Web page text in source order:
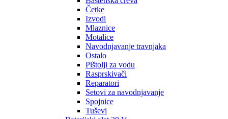
Četke
Izvodi
Mlaznice
Motalice
Navodnjavanje travnjaka
Ostalo
Pištolji za vodu
Rasprskivači
Reparatori
Setovi za navodnjavanje
Spojnice
Tuševi